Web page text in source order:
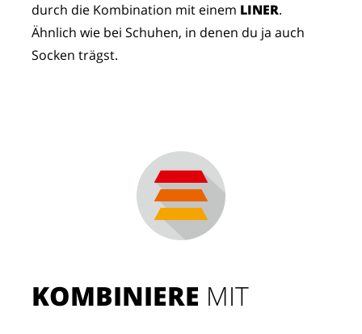
durch die Kombination mit einem LINER.
Ähnlich wie bei Schuhen, in denen du ja auch
Socken trägst.
KOMBINIERE MIT